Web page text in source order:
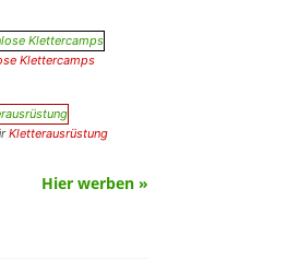
Klettercamps
Kletterausrüstung
Hier werben »